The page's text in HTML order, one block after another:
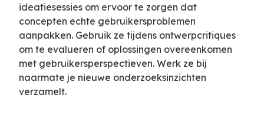
ideatiesessies om ervoor te zorgen dat
concepten echte gebruikersproblemen
aanpakken. Gebruik ze tijdens ontwerpcritiques
om te evalueren of oplossingen overeenkomen
met gebruikersperspectieven. Werk ze bij
naarmate je nieuwe onderzoeksinzichten
verzamelt.